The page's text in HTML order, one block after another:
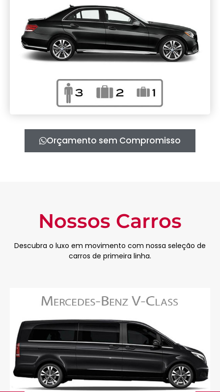
Orçamento sem Compromisso
Nossos Carros
Descubra o luxo em movimento com nossa seleção de
carros de primeira linha.